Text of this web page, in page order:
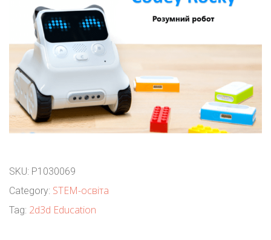
SKU: P1030069
Category: STEM-освіта
Tag: 2d3d Education